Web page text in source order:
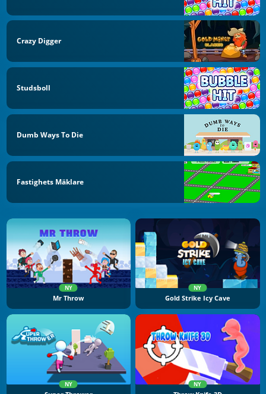
Crazy Digger
Studsboll
Dumb Ways To Die
Fastighets Mäklare
NY
Mr Throw
NY
Gold Strike Icy Cave
NY NY